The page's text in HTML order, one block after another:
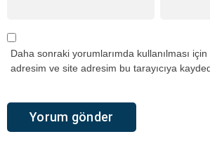
Daha sonraki yorumlarımda kullanılması
adresim ve site adresim bu tarayıcıya